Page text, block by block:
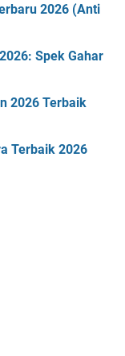
2026 (Anti
Spek Gahar
2026 Terbaik
Terbaik 2026